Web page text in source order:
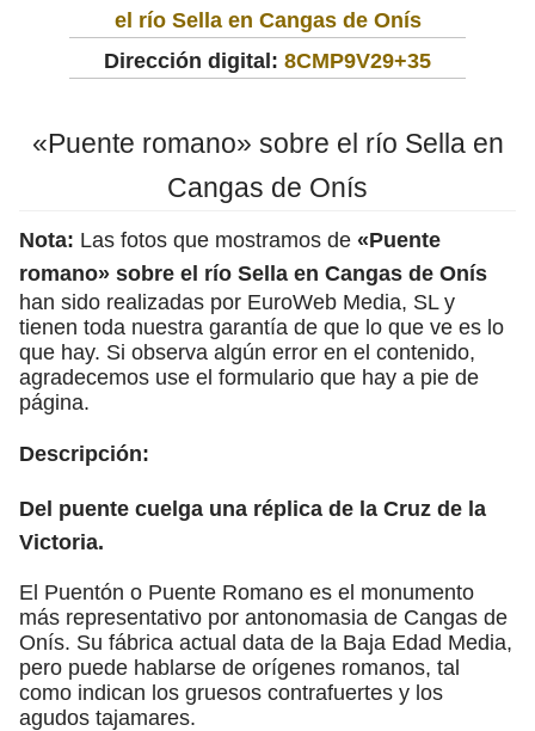
el río Sella en Cangas de Onís
Dirección digital: 8CMP9V29+35
«Puente romano» sobre el río Sella en
Cangas de Onís
Nota: Las fotos que mostramos de «Puente
romano» sobre el río Sella en Cangas de Onís
han sido realizadas por EuroWeb Media, SL y
tienen toda nuestra garantía de que lo que ve es lo
que hay. Si observa algún error en el contenido,
agradecemos use el formulario que hay a pie de
página.
Descripción:
Del puente cuelga una réplica de la Cruz de la
Victoria.
El Puentón o Puente Romano es el monumento
más representativo por antonomasia de Cangas de
Onís. Su fábrica actual data de la Baja Edad Media,
pero puede hablarse de orígenes romanos, tal
como indican los gruesos contrafuertes y los
agudos tajamares.